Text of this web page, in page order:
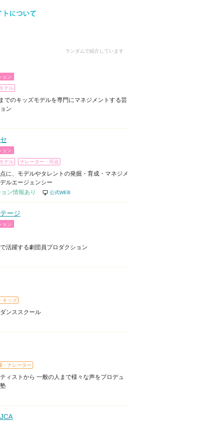
ランダムで紹介しています
ョン
デル
でのキッズモデルを専門にマネジメントする芸
ン
ョン
デル ナレーター・司会
に、モデルやタレントの発掘・育成・マネジメ
ルエージェンシー
ン情報あり
公式WEB
ージ
ョン
活躍する劇団員プロダクション
キッズ
ンススクール
・ナレーター
ィストから 一般の人まで様々な声をプロデュ